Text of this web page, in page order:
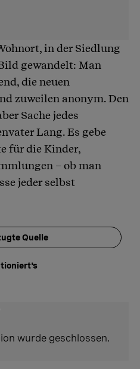
in der Siedlung
gewandelt: Man
die neuen
zuweilen anonym. Den
Sache jedes
Lang. Es gebe
für die Kinder,
– ob man
jeder selbst
Quelle
wurde geschlossen.